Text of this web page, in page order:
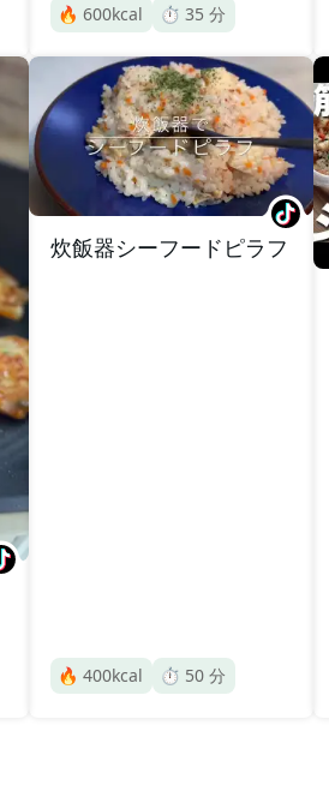
🔥 600kcal ⏱️ 35 分
炊飯器シーフードピラフ
🔥 400kcal ⏱️ 50 分